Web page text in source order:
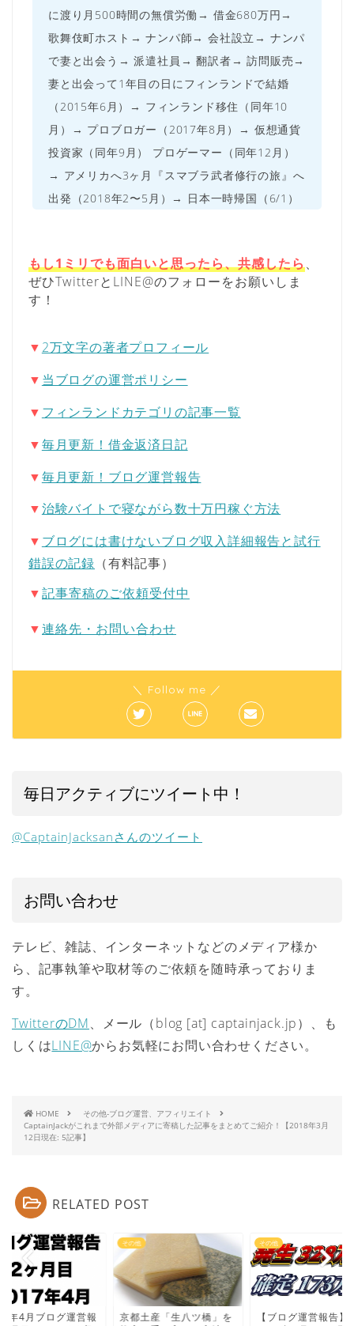
に渡り月500時間の無償労働→ 借金680万円→
歌舞伎町ホスト→ ナンパ師→ 会社設立→ ナンパ
で妻と出会う→ 派遣社員→ 翻訳者→ 訪問販売→
妻と出会って1年目の日にフィンランドで結婚
（2015年6月）→ フィンランド移住（同年10
月）→ プロブロガー（2017年8月）→ 仮想通貨
投資家（同年9月） プロゲーマー（同年12月）
→ アメリカへ3ヶ月『スマブラ武者修行の旅』へ
出発（2018年2〜5月）→ 日本一時帰国（6/1）
もし1ミリでも面白いと思ったら、共感したら、
ぜひTwitterとLINE@のフォローをお願いしま
す！
▼ 2万文字の著者プロフィール
▼ 当ブログの運営ポリシー
▼ フィンランドカテゴリの記事一覧
▼毎月更新！借金返済日記
▼毎月更新！ブログ運営報告
▼治験バイトで寝ながら数十万円稼ぐ方法
▼ ブログには書けないブログ収入詳細報告と試行
錯誤の記録 （有料記事）
▼記事寄稿のご依頼受付中
▼連絡先・お問い合わせ
＼ Follow me ／
毎日アクティブにツイート中！
@CaptainJacksanさんのツイート
お問い合わせ
テレビ、雑誌、インターネットなどのメディア様か
ら、記事執筆や取材等のご依頼を随時承っておりま
す。
TwitterのDM、メール（blog [at] captainjack.jp）、も
しくはLINE@からお気軽にお問い合わせください。
HOME
その他-ブログ運営、アフィリエイト
CaptainJackがこれまで外部メディアに寄稿した記事をまとめてご紹介！【2018年3月
12日現在: 5記事】
RELATED POST
年4月ブログ運営報
その他
京都土産「生八ツ橋」を
その他
【ブログ運営報告】